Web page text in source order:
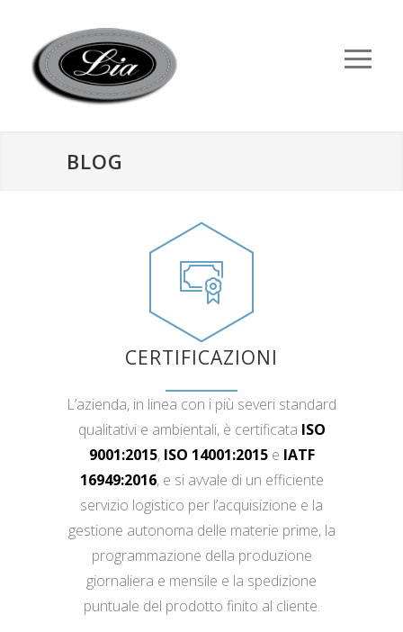
BLOG
CERTIFICAZIONI
L’azienda, in linea con i più severi standard
qualitativi e ambientali, è certificata ISO
9001:2015, ISO 14001:2015e IATF
16949:2016, e si avvale di un efficiente
servizio logistico per l’acquisizione e la
gestione autonoma delle materie prime, la
programmazione della produzione
giornaliera e mensile e la spedizione
puntuale del prodotto finito al cliente.